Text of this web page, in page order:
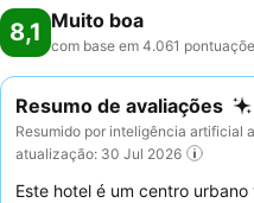
8,1 Muito boa
com base em 4.061
Resumo de avaliações
Resumido por inteligência artificial
atualização: 30 Jul 2026
Este hotel é um centro